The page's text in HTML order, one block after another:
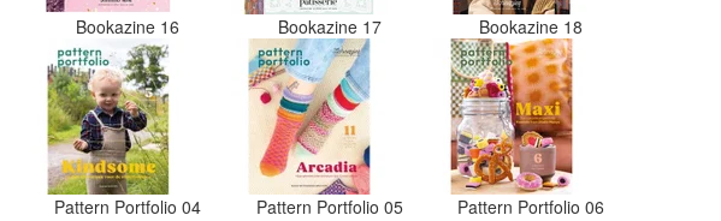
Bookazine 16 Bookazine 17 Bookazine 18
Pattern Portfolio 04 Pattern Portfolio 05 Pattern Portfolio 06